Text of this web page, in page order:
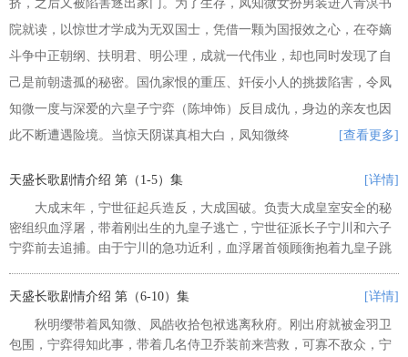
挤，之后又被陷害逐出家门。为了生存，凤知微女扮男装进入青溟书
院就读，以惊世才学成为无双国士，凭借一颗为国报效之心，在夺嫡
斗争中正朝纲、扶明君、明公理，成就一代伟业，却也同时发现了自
己是前朝遗孤的秘密。国仇家恨的重压、奸佞小人的挑拨陷害，令凤
知微一度与深爱的六皇子宁弈（陈坤饰）反目成仇，身边的亲友也因
此不断遭遇险境。当惊天阴谋真相大白，凤知微终
[查看更多]
天盛长歌剧情介绍 第（1-5）集 [详情]
大成末年，宁世征起兵造反，大成国破。负责大成皇室安全的秘
密组织血浮屠，带着刚出生的九皇子逃亡，宁世征派长子宁川和六子
宁弈前去追捕。由于宁川的急功近利，血浮屠首领顾衡抱着九皇子跳
被宁世征封为太子。宁弈醒后发...
天盛长歌剧情介绍 第（6-10）集 [详情]
秋明缨带着凤知微、凤皓收拾包袱逃离秋府。刚出府就被金羽卫
包围，宁弈得知此事，带着几名侍卫乔装前来营救，可寡不敌众，宁